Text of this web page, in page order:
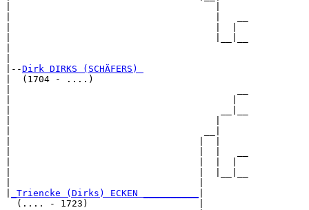
|--Dirk DIRKS (SCHÄFERS)
|  (1704 - ....)
_Triencke (Dirks) ECKEN __________
  (.... - 1723)                    |